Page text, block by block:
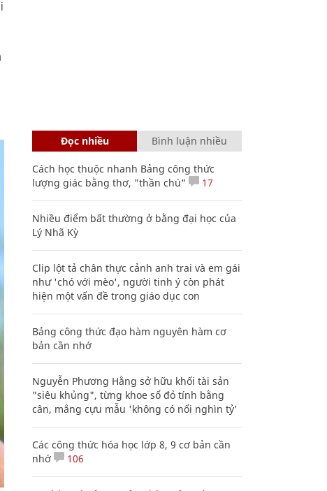
Đọc nhiều Bình luận nhiều
Cách học thuộc nhanh Bảng công thức
lượng giác bằng thơ, "thần chú"
17
Nhiều điểm bất thường ở bằng đại học của
Lý Nhã Kỳ
Clip lột tả chân thực cảnh anh trai và em gái
như 'chó với mèo', người tinh ý còn phát
hiện một vấn đề trong giáo dục con
Bảng công thức đạo hàm nguyên hàm cơ
bản cần nhớ
Nguyễn Phương Hằng sở hữu khối tài sản
"siêu khủng", từng khoe sổ đỏ tính bằng
cân, mắng cựu mẫu 'không có nổi nghìn tỷ'
Các công thức hóa học lớp 8, 9 cơ bản cần
nhớ
106